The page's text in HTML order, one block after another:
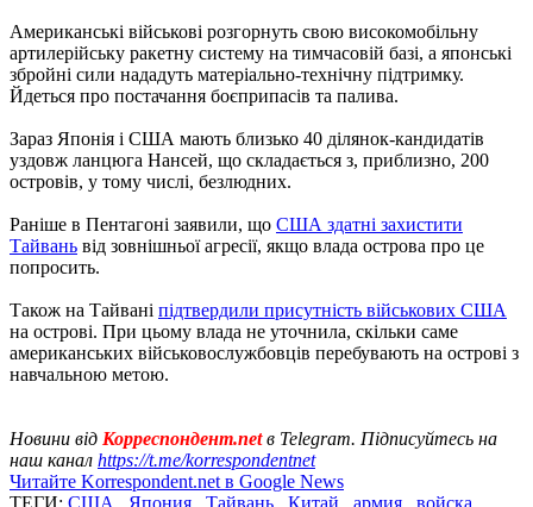
Американські військові розгорнуть свою високомобільну
артилерійську ракетну систему на тимчасовій базі, а японські
збройні сили нададуть матеріально-технічну підтримку.
Йдеться про постачання боєприпасів та палива.
Зараз Японія і США мають близько 40 ділянок-кандидатів
уздовж ланцюга Нансей, що складається з, приблизно, 200
островів, у тому числі, безлюдних.
Раніше в Пентагоні заявили, що США здатні захистити
Тайвань від зовнішньої агресії, якщо влада острова про це
попросить.
Також на Тайвані підтвердили присутність військових США
на острові. При цьому влада не уточнила, скільки саме
американських військовослужбовців перебувають на острові з
навчальною метою.
Новини від Корреспондент.netв Telegram. Підписуйтесь на
наш канал https://t.me/korrespondentnet
Читайте Korrespondent.net в Google News
ТЕГИ: США Япония Тайвань Китай армия войска